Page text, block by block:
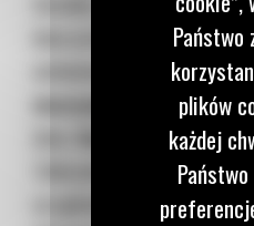
inna praca. Zadbaj o
wchodzeniu
maszyny odśnieżającej,
bezpieczne drogi
Zalecamy, aby wyposażyć
urządzenie
Państwo
plików
każdej